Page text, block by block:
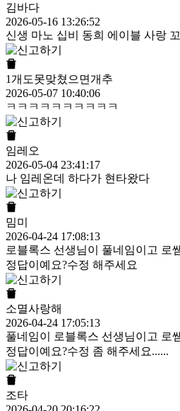
김바다
2026-05-16 13:26:52
신생 마노 십비 동희 에이블 사랑
1개도못맞쳤으면개추
2026-05-07 10:40:06
ㅋㅋㅋㅋㅋㅋㅋㅋㅋㅋ
임레오
2026-05-04 23:41:17
나 임레온데 하다가 현타왔다
밈미
2026-04-24 17:08:13
로블록스 선생님이 풀네임이고 로
정답이예요?수정 해주세요
소멸사랑해
2026-04-24 17:05:13
풀네임이 로블록스 선생님이고 로
정답이예요?수정 좀 해주세요......
조타